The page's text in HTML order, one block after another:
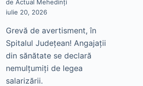
de Actual Mehedinți
iulie 20, 2026
Grevă de avertisment, în
Spitalul Județean! Angajații
din sănătate se declară
nemulțumiți de legea
salarizării.